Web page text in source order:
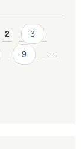
2 3
9